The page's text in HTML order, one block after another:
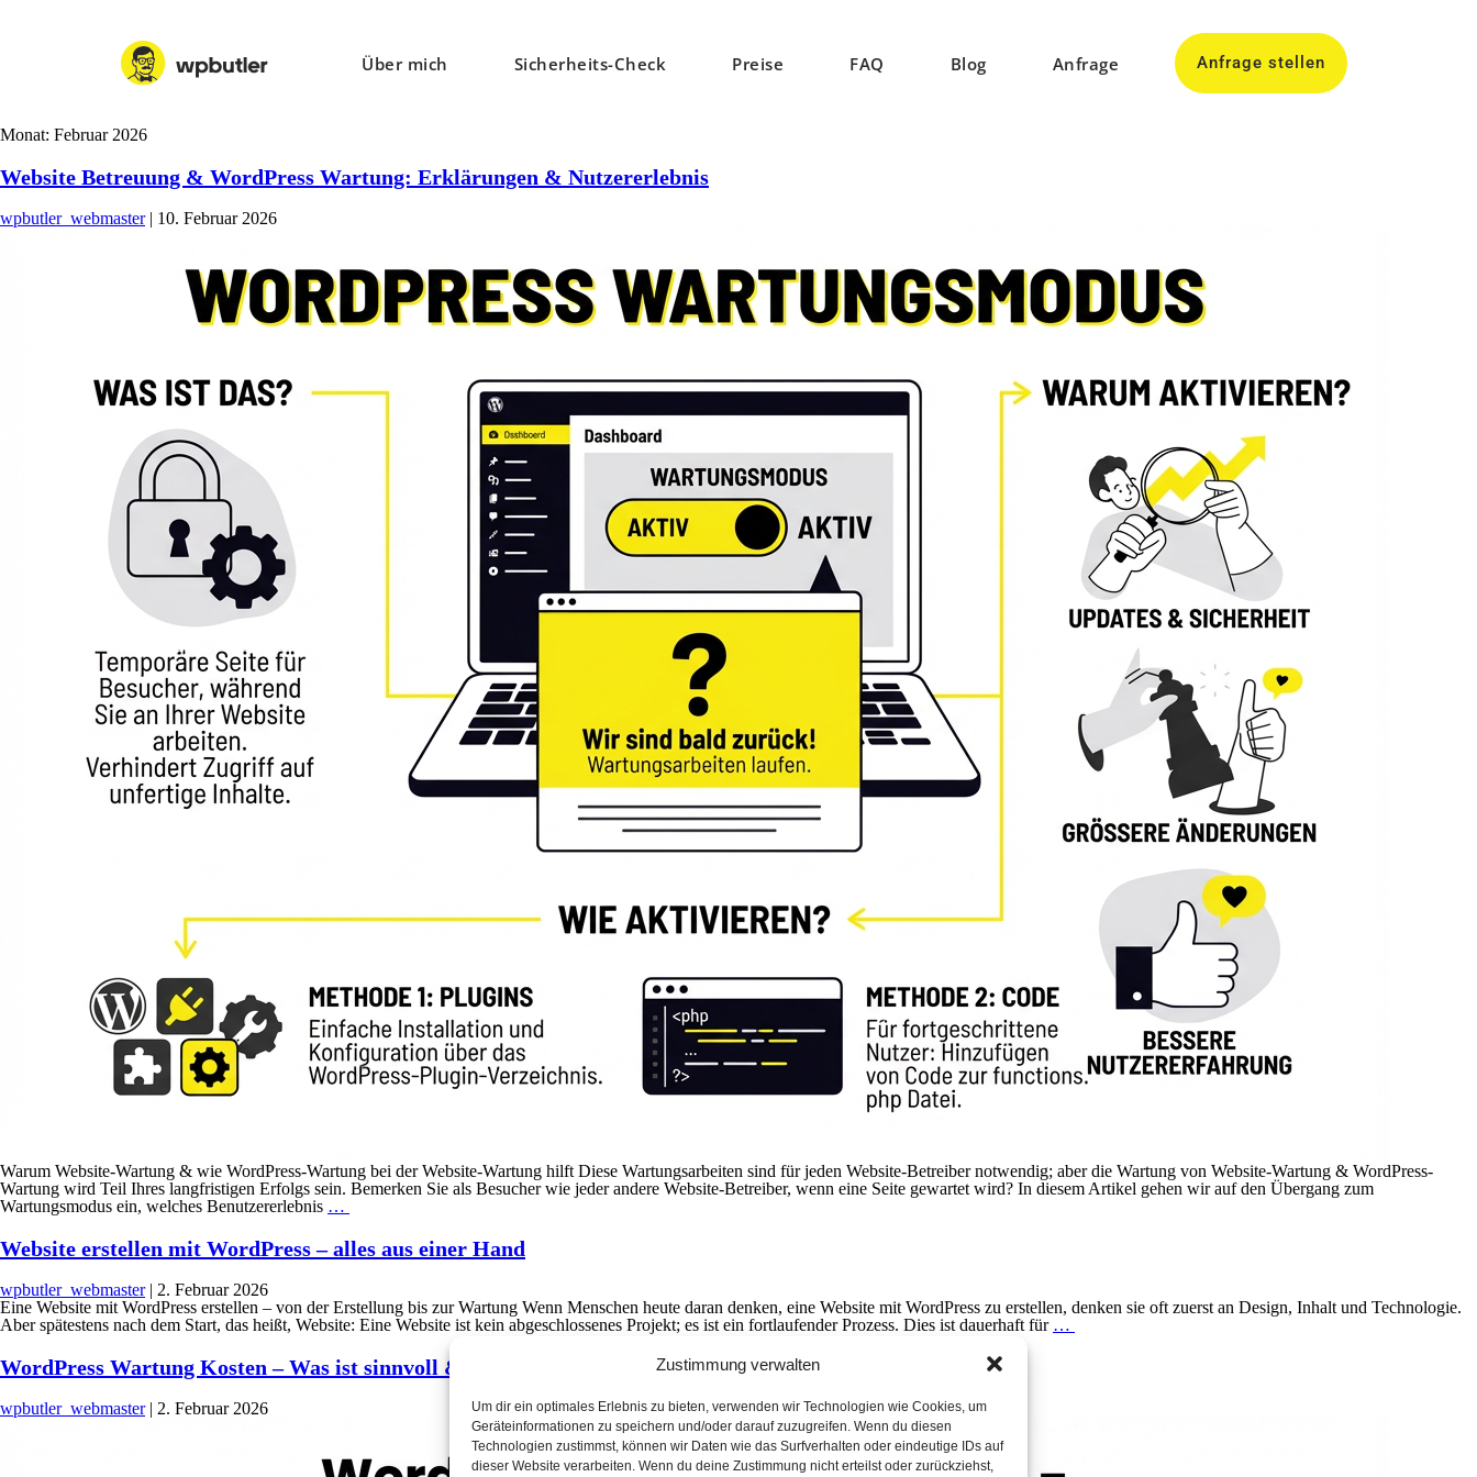
Zustimmung verwalten
Um dir ein optimales Erlebnis zu bieten, verwenden wir Technologien wie Cookies, um
Geräteinformationen zu speichern und/oder darauf zuzugreifen. Wenn du diesen
Technologien zustimmst, können wir Daten wie das Surfverhalten oder eindeutige IDs auf
dieser Website verarbeiten. Wenn du deine Zustimmung nicht erteilst oder zurückziehst,
Über mich Sicherheits-Check Preise FAQ Blog Anfrage Anfrage stellen
Monat: Februar 2026
Website Betreuung & WordPress Wartung: Erklärungen & Nutzererlebnis
wpbutler_webmaster | 10. Februar 2026
Warum Website-Wartung & wie WordPress-Wartung bei der Website-Wartung hilft Diese Wartungsarbeiten sind für jeden Website-Betreiber notwendig; aber die Wartung von Website-Wartung & WordPress-
Wartung wird Teil Ihres langfristigen Erfolgs sein. Bemerken Sie als Besucher wie jeder andere Website-Betreiber, wenn eine Seite gewartet wird? In diesem Artikel gehen wir auf den Übergang zum
Wartungsmodus ein, welches Benutzererlebnis …
Website erstellen mit WordPress – alles aus einer Hand
wpbutler_webmaster | 2. Februar 2026
Eine Website mit WordPress erstellen – von der Erstellung bis zur Wartung Wenn Menschen heute daran denken, eine Website mit WordPress zu erstellen, denken sie oft zuerst an Design, Inhalt und Technologie.
Aber spätestens nach dem Start, das heißt, Website: Eine Website ist kein abgeschlossenes Projekt; es ist ein fortlaufender Prozess. Dies ist dauerhaft für …
WordPress Wartung Kosten – Was ist sinnvoll & was lohnt sich wirklich?
wpbutler_webmaster | 2. Februar 2026